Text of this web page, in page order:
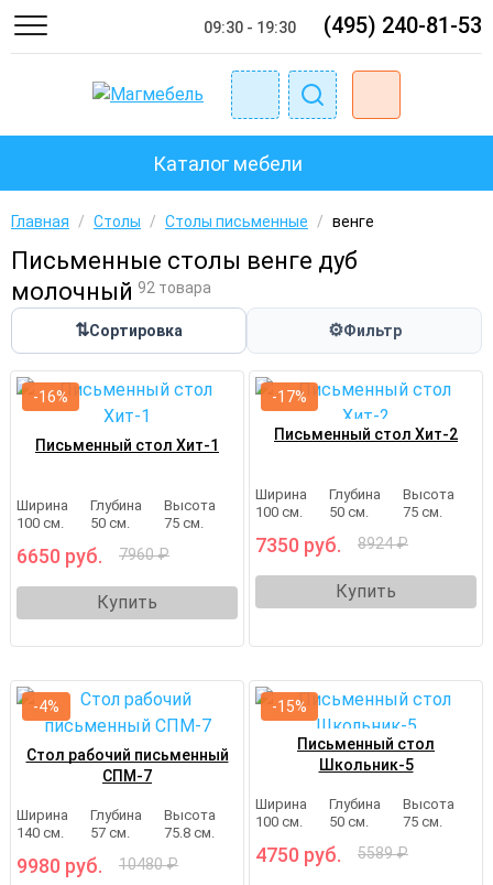
09:30 - 19:30 (495) 240-81-53
Каталог мебели
Главная / Столы / Столы письменные / венге
Письменные столы венге дуб
молочный 92 товара
⇅Сортировка ⚙Фильтр
Письменный стол Хит-1
Ширина
100 см.
Глубина
50 см.
Высота
75 см.
6650 руб. 7960 ₽
Купить
-16%
Письменный стол Хит-2
Ширина
100 см.
Глубина
50 см.
Высота
75 см.
7350 руб. 8924 ₽
Купить
-17%
Стол рабочий письменный
СПМ-7
Ширина
140 см.
Глубина
57 см.
Высота
75.8 см.
9980 руб. 10480 ₽
-4%
Письменный стол
Школьник-5
Ширина
100 см.
Глубина
50 см.
Высота
75 см.
4750 руб. 5589 ₽
-15%